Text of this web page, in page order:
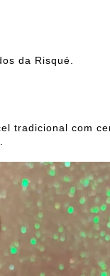
da Risqué.
tradicional com